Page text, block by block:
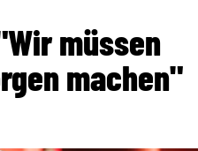
müssen
machen"